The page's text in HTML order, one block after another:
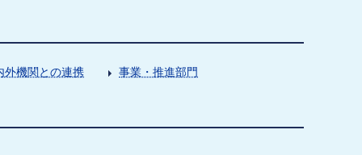
外機関との連携 事業・推進部門